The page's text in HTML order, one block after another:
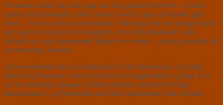
På samme måde kan man sige om den grønne hovedret – et stort
stykke ristet blomkål i valle velouté, med en pure af danske gule
ærter – var en anelse overvældende. Men også her var smagen helt i
top, og der var kælet for detaljerne, hvor den dækkende valle
velouté var som skummende bølger over retten – yderst passende for
en servering i havnen.
Til hovedretterne fik vi en Barbera d’Asti Tasmorcan, en fyldig
rødvin fra Piemonte, der til trods for sin frugtkarakter og høje syre
var en fortrinlig ledsager til både kyllingen med den fyldige
Madeirasauce, og blomkålen med den skummende lette velouté.